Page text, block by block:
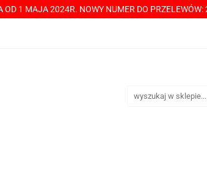
OD 1 MAJA 2024R. NOWY NUMER DO
WSPÓŁPRACOWAĆ? PRZECZYTAJ! <-----